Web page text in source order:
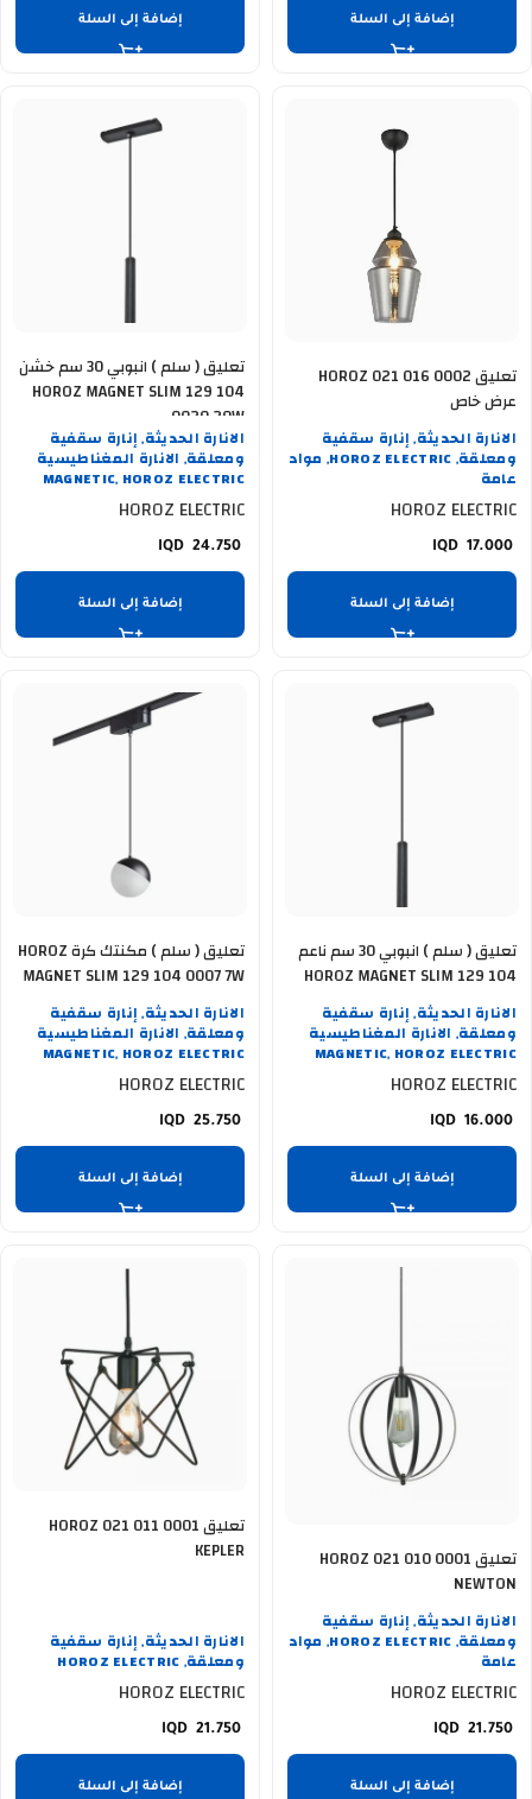
إضافة إلى السلة إضافة إلى السلة
تعليق HOROZ 021 016 0002
عرض خاص
الانارة الحديثة, إنارة سقفية
ومعلقة,
HOROZ ELECTRIC
, مواد
عامة
HOROZ ELECTRIC
17.000
إضافة إلى السلة
تعليق ( سلم ) انبوبي 30 سم خشن
HOROZ MAGNET SLIM 129 104
0020 20W
الانارة الحديثة, إنارة سقفية
ومعلقة, الانارة المغناطيسية
MAGNETIC, HOROZ ELECTRIC
HOROZ ELECTRIC
24.750
إضافة إلى السلة
تعليق ( سلم ) انبوبي 30 سم ناعم
HOROZ MAGNET SLIM 129 104
0010 10W
الانارة الحديثة, إنارة سقفية
ومعلقة, الانارة المغناطيسية
MAGNETIC, HOROZ ELECTRIC
HOROZ ELECTRIC
16.000
إضافة إلى السلة
تعليق ( سلم ) مكنتك كرة HOROZ
MAGNET SLIM 129 104 0007 7W
الانارة الحديثة, إنارة سقفية
ومعلقة, الانارة المغناطيسية
MAGNETIC, HOROZ ELECTRIC
HOROZ ELECTRIC
25.750
إضافة إلى السلة
تعليق HOROZ 021 010 0001
NEWTON
الانارة الحديثة, إنارة سقفية
ومعلقة,
HOROZ ELECTRIC
, مواد
عامة
HOROZ ELECTRIC
21.750
إضافة إلى السلة
تعليق HOROZ 021 011 0001
KEPLER
الانارة الحديثة, إنارة سقفية
ومعلقة,
HOROZ ELECTRIC
HOROZ ELECTRIC
21.750
إضافة إلى السلة